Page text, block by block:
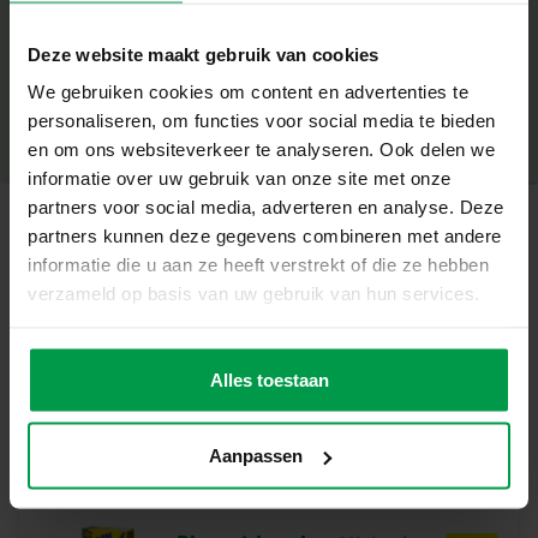
Deze website maakt gebruik van cookies
We gebruiken cookies om content en advertenties te
personaliseren, om functies voor social media te bieden
en om ons websiteverkeer te analyseren. Ook delen we
informatie over uw gebruik van onze site met onze
partners voor social media, adverteren en analyse. Deze
partners kunnen deze gegevens combineren met andere
informatie die u aan ze heeft verstrekt of die ze hebben
verzameld op basis van uw gebruik van hun services.
Alles toestaan
Aanpassen
Inhoud van de verpakking:
Gietmal (paard)
Gips
6 kleuren verf
Waarom kiezen voor deze set?
Maak je eigen 3D-paardenbeeld met gips
Inclusief verf en penseel om je creatie te personaliseren
Stimuleert creativiteit en fijne motoriek
Perfect voor jonge paardenliefhebbers vanaf 5 jaar
Ontwerp en schilder je eigen paard
Productnummer|
01211
Deel dit product
Gerelateerde producten
Vingerverf
kleuren x 110ml
Minimale